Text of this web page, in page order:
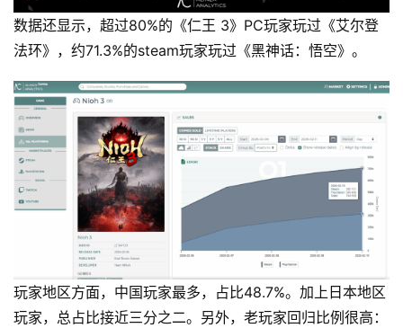
数据还显示，超过80%的《仁王 3》PC玩家玩过《艾尔登
法环》，约71.3%的steam玩家玩过《黑神话：悟空》。
玩家地区方面，中国玩家最多，占比48.7%。加上日本地区
玩家，总占比接近三分之二。另外，老玩家回归比例很高：